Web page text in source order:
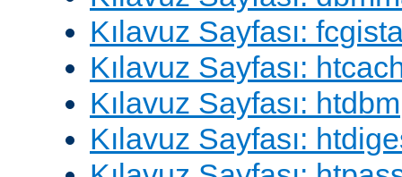
Kılavuz Sayfası:
Kılavuz Sayfası:
Kılavuz Sayfası: htdbm
Kılavuz Sayfası: